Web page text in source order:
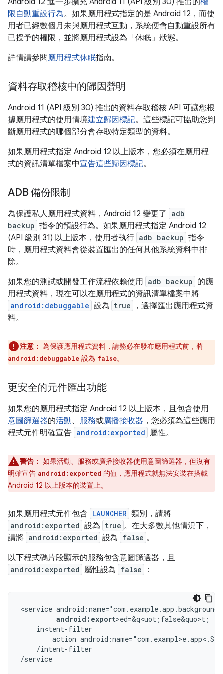
限自動重設行為。如果應用程式指定的是 Android 12，而使
用者已經數個月未與應用程式互動，系統便會自動重設所有
已授予的權限，並將應用程式設為「休眠」 狀態。
詳情請參閱應用程式休眠指南。
資料存取稽核中的歸因聲明
Android 11 (API 級別 30) 推出的資料存取稽核 API 可讓您根
據應用程式的使用情境建立歸因標記。這些標記可協助您判
斷應用程式的哪個部分會存取特定類型的資料。
如果應用程式指定 Android 12 以上版本，您必須在應用程
式的資訊清單檔案中宣告這些歸因標記。
ADB 備份限制
為保護私人應用程式資料，Android 12 變更了
adb
backup 指令的預設行為。如果應用程式指定 Android 12
(API 級別 31) 以上版本，使用者執行 adb backup 指令
時，應用程式資料會從裝置匯出的任何其他系統資料中排
除。
如果您的測試或開發工作流程依賴使用 adb backup 的應
用程式資料，現在可以在應用程式的資訊清單檔案中將
android:debuggable 設為 true
，選擇匯出應用程式資
料。
注意： 為保護應用程式資料，請務必在發布應用程式前，將
android:debuggable 設為 false。
更安全的元件匯出功能
如果您的應用程式指定 Android 12 以上版本，且包含使用
意圖篩選器的活動、 服務或廣播接收器 ，您必須為這些應用
程式元件明確宣告 android:exported 屬性。
警告： 如果活動、服務或廣播接收器使用意圖篩選器，但沒有
明確宣告 android:exported 的值，應用程式就無法安裝在搭載
Android 12 以上版本的裝置上。
如果應用程式元件包含 LAUNCHER 類別，請將
android:exported 設為 true 。在大多數其他情況下，
請將 android:exported 設為 false 。
以下程式碼片段顯示的服務包含意圖篩選器，且
android:exported 屬性設為 false ：
<service
android:export
action
/intent-filter
/service